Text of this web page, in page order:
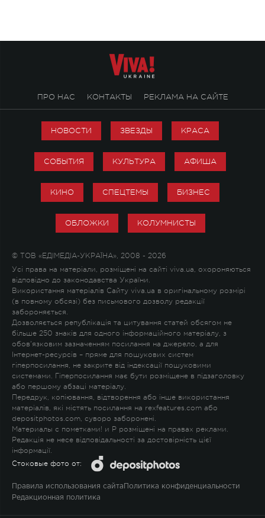
ПРО НАС КОНТАКТЫ РЕКЛАМА НА САЙТЕ
НОВОСТИ ЗВЕЗДЫ КРАСА
СОБЫТИЯ КУЛЬТУРА АФИША
КИНО СПЕЦТЕМЫ БИЗНЕС
ОБЛОЖКИ КОЛУМНИСТЫ
© ТОВ «ЕДІМЕДІА-УКРАЇНА», 2008 - 2026
Усі права на матеріали, розміщені на сайті viva.ua, охороняються
відповідно до законодавства України.
Використання матеріалів Сайту viva.ua в оригінальному розмірі
(в повному обсязі) без письмового дозволу редакції
забороняється.
Дозволяється републікація та цитування статей обсягом не
більше 250 знаків для одного інформаційного матеріалу, з
обов'язковим зазначенням посилання на джерело, а для
Інтернет-ресурсів – пряме для пошукових систем
гіперпосилання, не закрите від індексації пошуковими
системами. Гіперпосилання має бути розміщене в підзаголовку
або першому абзаці матеріалу.
Передрук, копіювання, відтворення або інше використання
матеріалів, які містять посилання на rexfeatures.com або
depositphotos.com, суворо заборонені.
Материалы с пометками! и P розміщені на правах реклами.
Редакція не несе відповідальності за достовірність цієї
інформації.
Стоковые фото от:
Правила использования сайта Политика конфиденциальности
Редакционная политика